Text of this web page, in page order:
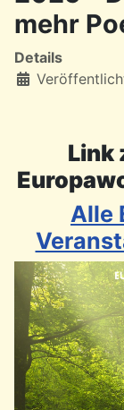
mehr
Details
Link
Alle